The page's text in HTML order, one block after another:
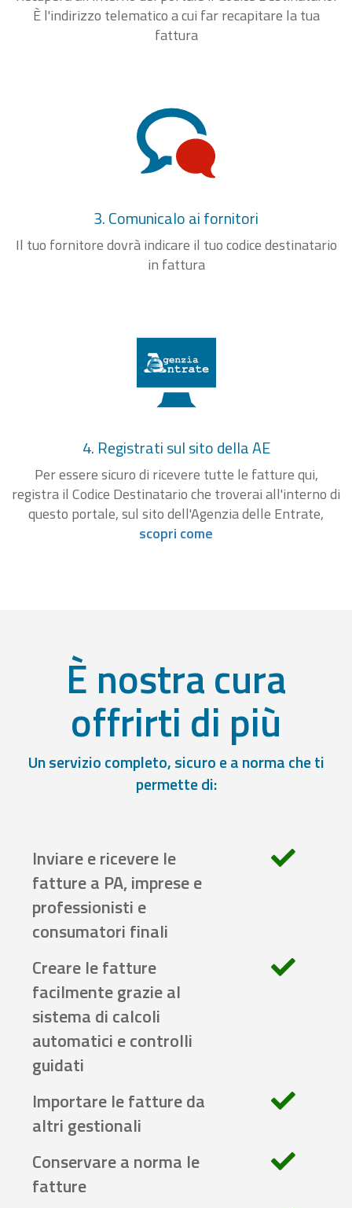
È l'indirizzo telematico a cui far recapitare la tua
fattura
3. Comunicalo ai fornitori
Il tuo fornitore dovrà indicare il tuo codice destinatario
in fattura
4. Registrati sul sito della AE
Per essere sicuro di ricevere tutte le fatture qui,
registra il Codice Destinatario che troverai all'interno di
questo portale, sul sito dell'Agenzia delle Entrate,
scopri come
È nostra cura
offrirti di più
Un servizio completo, sicuro e a norma che ti
permette di:
Inviare e ricevere le
fatture a PA, imprese e
professionisti e
consumatori finali
Creare le fatture
facilmente grazie al
sistema di calcoli
automatici e controlli
guidati
Importare le fatture da
altri gestionali
Conservare a norma le
fatture